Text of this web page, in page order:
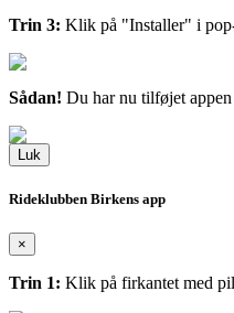
Trin 3: Klik på "Installer" i
Sådan! Du har nu tilføjet
Luk
Rideklubben Birkens app
×
Trin 1: Klik på firkantet med